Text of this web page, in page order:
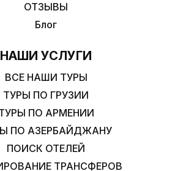
ОТЗЫВЫ
Блог
НАШИ УСЛУГИ
ВСЕ НАШИ ТУРЫ
ТУРЫ ПО ГРУЗИИ
ПО АРМЕНИИ
ПО АЗЕРБАЙДЖАНУ
ПОИСК ОТЕЛЕЙ
ТРАНСФЕРОВ